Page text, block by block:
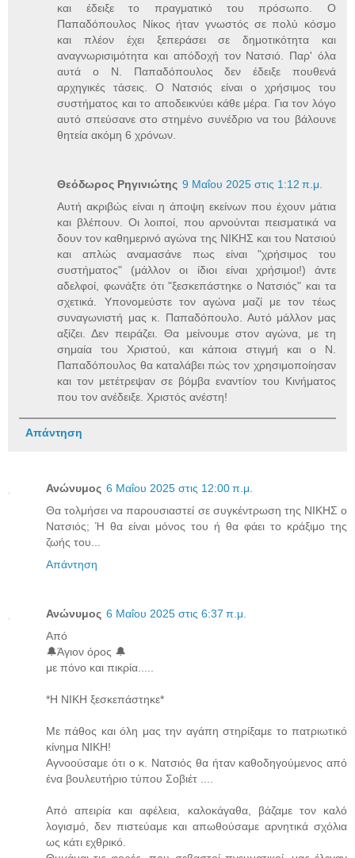
και έδειξε το πραγματικό του πρόσωπο. Ο
Παπαδόπουλος Νίκος ήταν γνωστός σε πολύ κόσμο
και πλέον έχει ξεπεράσει σε δημοτικότητα και
αναγνωρισιμότητα και απόδοχή τον Νατσιό. Παρ' όλα
αυτά ο Ν. Παπαδόπουλος δεν έδειξε πουθενά
αρχηγικές τάσεις. Ο Νατσιός είναι ο χρήσιμος του
συστήματος και το αποδεικνύει κάθε μέρα. Για τον λόγο
αυτό σπεύσανε στο στημένο συνέδριο να του βάλουνε
θητεία ακόμη 6 χρόνων.
Θεόδωρος Ρηγινιώτης 9 Μαΐου 2025 στις 1:12 π.μ.
Αυτή ακριβώς είναι η άποψη εκείνων που έχουν μάτια
και βλέπουν. Οι λοιποί, που αρνούνται πεισματικά να
δουν τον καθημερινό αγώνα της ΝΙΚΗΣ και του Νατσιού
και απλώς αναμασάνε πως είναι "χρήσιμος του
συστήματος" (μάλλον οι ίδιοι είναι χρήσιμοι!) άντε
αδελφοί, φωνάξτε ότι "ξεσκεπάστηκε ο Νατσιός" και τα
σχετικά. Υπονομεύστε τον αγώνα μαζί με τον τέως
συναγωνιστή μας κ. Παπαδόπουλο. Αυτό μάλλον μας
αξίζει. Δεν πειράζει. Θα μείνουμε στον αγώνα, με τη
σημαία του Χριστού, και κάποια στιγμή και ο Ν.
Παπαδόπουλος θα καταλάβει πώς τον χρησιμοποίησαν
και τον μετέτρεψαν σε βόμβα εναντίον του Κινήματος
που τον ανέδειξε. Χριστός ανέστη!
Απάντηση
Ανώνυμος 6 Μαΐου 2025 στις 12:00 π.μ.
Θα τολμήσει να παρουσιαστεί σε συγκέντρωση της ΝΙΚΗΣ ο
Νατσιός; Ή θα είναι μόνος του ή θα φάει το κράξιμο της
ζωής του...
Απάντηση
Ανώνυμος 6 Μαΐου 2025 στις 6:37 π.μ.
Από
🔔Άγιον όρος 🔔
με πόνο και πικρία.....
*Η ΝΙΚΗ ξεσκεπάστηκε*
Με πάθος και όλη μας την αγάπη στηρίξαμε το πατριωτικό
κίνημα ΝΙΚΗ!
Αγνοούσαμε ότι ο κ. Νατσιός θα ήταν καθοδηγούμενος από
ένα βουλευτήριο τύπου Σοβιέτ ....
Από απειρία και αφέλεια, καλοκάγαθα, βάζαμε τον καλό
λογισμό, δεν πιστεύαμε και απωθούσαμε αρνητικά σχόλια
ως κάτι εχθρικό.